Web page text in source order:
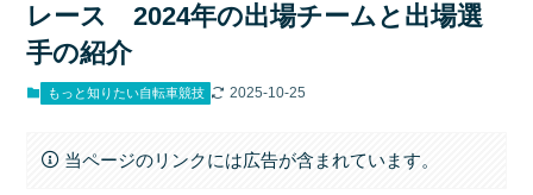
レース 2024年の出場チームと出場選
手の紹介
もっと知りたい自転車競技 2025-10-25
当ページのリンクには広告が含まれています。